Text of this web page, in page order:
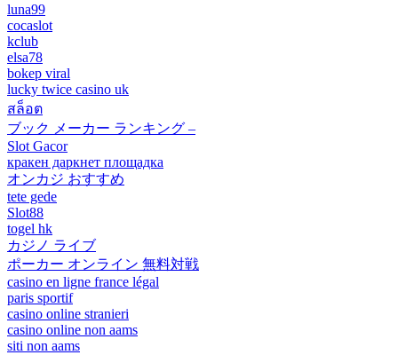
luna99
cocaslot
kclub
elsa78
bokep viral
lucky twice casino uk
สล็อต
ブック メーカー ランキング –
Slot Gacor
кракен даркнет площадка
オンカジ おすすめ
tete gede
Slot88
togel hk
カジノ ライブ
ポーカー オンライン 無料対戦
casino en ligne france légal
paris sportif
casino online stranieri
casino online non aams
siti non aams